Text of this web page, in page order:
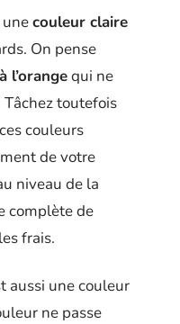
couleur claire
On pense
l’orangequi ne
toutefois
couleurs
de votre
niveau de la
complète de
frais.
aussi une couleur
ne passe